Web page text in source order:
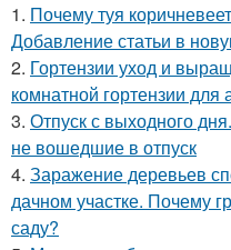
1. Почему туя
Добавление статьи в
2. Гортензии уход и
комнатной гортензии для
3. Отпуск с выходного
не вошедшие в отпуск
4. Заражение деревьев
дачном участке. Почему
саду?